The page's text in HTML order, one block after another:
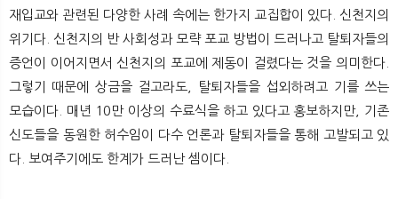
재입교와 관련된 다양한 사례 속에는 한가지 교집합이 있다. 신천지의
위기다. 신천지의 반 사회성과 모략 포교 방법이 드러나고 탈퇴자들의
증언이 이어지면서 신천지의 포교에 제동이 걸렸다는 것을 의미한다.
그렇기 때문에 상금을 걸고라도, 탈퇴자들을 섭외하려고 기를 쓰는
모습이다. 매년 10만 이상의 수료식을 하고 있다고 홍보하지만, 기존
신도들을 동원한 허수임이 다수 언론과 탈퇴자들을 통해 고발되고 있
다. 보여주기에도 한계가 드러난 셈이다.